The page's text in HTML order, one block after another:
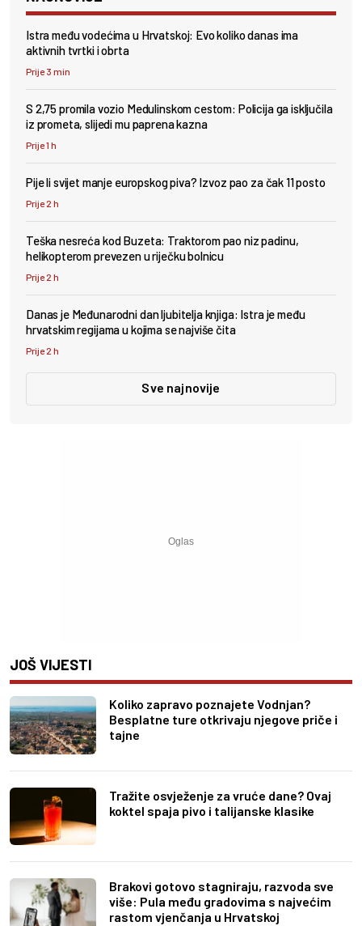
Istra među vodećima u Hrvatskoj: Evo koliko danas ima
aktivnih tvrtki i obrta
Prije 3 min
S 2,75 promila vozio Medulinskom cestom: Policija ga isključila
iz prometa, slijedi mu paprena kazna
Prije 1 h
Pije li svijet manje europskog piva? Izvoz pao za čak 11 posto
Prije 2 h
Teška nesreća kod Buzeta: Traktorom pao niz padinu,
helikopterom prevezen u riječku bolnicu
Prije 2 h
Danas je Međunarodni dan ljubitelja knjiga: Istra je među
hrvatskim regijama u kojima se najviše čita
Prije 2 h
Sve najnovije
JOŠ VIJESTI
Koliko zapravo poznajete Vodnjan?
Besplatne ture otkrivaju njegove priče i
tajne
Tražite osvježenje za vruće dane? Ovaj
koktel spaja pivo i talijanske klasike
Brakovi gotovo stagniraju, razvoda sve
više: Pula među gradovima s najvećim
rastom vjenčanja u Hrvatskoj